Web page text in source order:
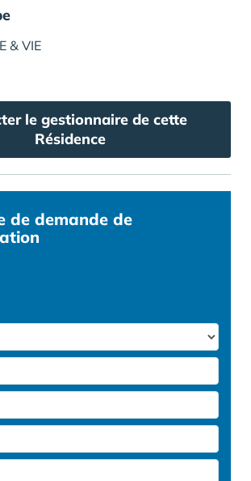
& VIE
le gestionnaire de cette
Résidence
de demande de